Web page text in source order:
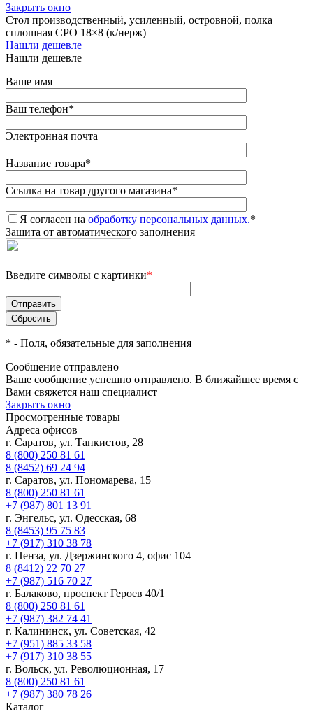
Закрыть окно
Стол производственный, усиленный, островной, полка
сплошная СРО 18×8 (к/нерж)
Нашли дешевле
Нашли дешевле
Ваше имя
Ваш телефон*
Электронная почта
Название товара*
Ссылка на товар другого магазина*
Я согласен на обработку персональных данных.*
Защита от автоматического заполнения
Введите символы с картинки*
* - Поля, обязательные для заполнения
Сообщение отправлено
Ваше сообщение успешно отправлено. В ближайшее время с
Вами свяжется наш специалист
Закрыть окно
Просмотренные товары
Адреса офисов
г. Саратов, ул. Танкистов, 28
8 (800) 250 81 61
8 (8452) 69 24 94
г. Саратов, ул. Пономарева, 15
8 (800) 250 81 61
+7 (987) 801 13 91
г. Энгельс, ул. Одесская, 68
8 (8453) 95 75 83
+7 (917) 310 38 78
г. Пенза, ул. Дзержинского 4, офис 104
8 (8412) 22 70 27
+7 (987) 516 70 27
г. Балаково, проспект Героев 40/1
8 (800) 250 81 61
+7 (987) 382 74 41
г. Калининск, ул. Советская, 42
+7 (951) 885 33 58
+7 (917) 310 38 55
г. Вольск, ул. Революционная, 17
8 (800) 250 81 61
+7 (987) 380 78 26
Каталог